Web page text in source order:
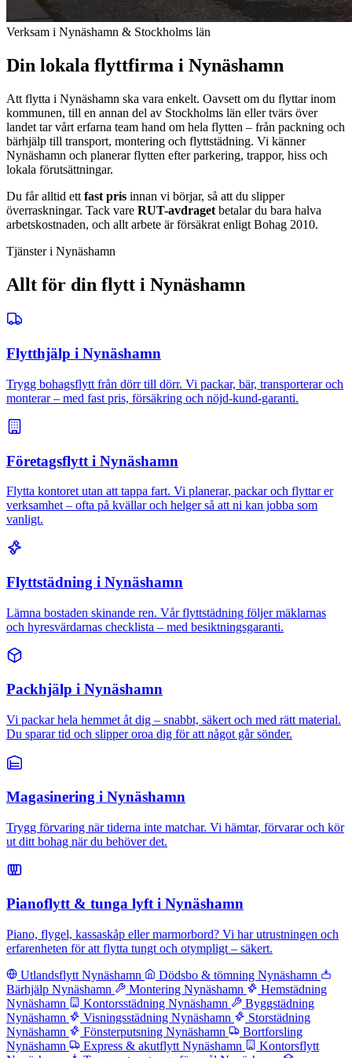
Verksam i Nynäshamn & Stockholms län
Din lokala flyttfirma i Nynäshamn
Att flytta i Nynäshamn ska vara enkelt. Oavsett om du flyttar inom
kommunen, till en annan del av Stockholms län eller tvärs över
landet tar vårt erfarna team hand om hela flytten – från packning och
bärhjälp till transport, montering och flyttstädning. Vi känner
Nynäshamn och planerar flytten efter parkering, trappor, hiss och
lokala förutsättningar.
Du får alltid ett fast pris innan vi börjar, så att du slipper
överraskningar. Tack vare RUT-avdraget betalar du bara halva
arbetskostnaden, och allt arbete är försäkrat enligt Bohag 2010.
Tjänster i Nynäshamn
Allt för din flytt i Nynäshamn
Flytthjälp i Nynäshamn
Trygg bohagsflytt från dörr till dörr. Vi packar, bär, transporterar och
monterar – med fast pris, försäkring och nöjd-kund-garanti.
Företagsflytt i Nynäshamn
Flytta kontoret utan att tappa fart. Vi planerar, packar och flyttar er
verksamhet – ofta på kvällar och helger så att ni kan jobba som
vanligt.
Flyttstädning i Nynäshamn
Lämna bostaden skinande ren. Vår flyttstädning följer mäklarnas
och hyresvärdarnas checklista – med besiktningsgaranti.
Packhjälp i Nynäshamn
Vi packar hela hemmet åt dig – snabbt, säkert och med rätt material.
Du sparar tid och slipper oroa dig för att något går sönder.
Magasinering i Nynäshamn
Trygg förvaring när tiderna inte matchar. Vi hämtar, förvarar och kör
ut ditt bohag när du behöver det.
Pianoflytt & tunga lyft i Nynäshamn
Piano, flygel, kassaskåp eller marmorbord? Vi har utrustningen och
erfarenheten för att flytta tungt och otympligt – säkert.
Utlandsflytt Nynäshamn
Dödsbo & tömning Nynäshamn
Bärhjälp Nynäshamn
Montering Nynäshamn
Hemstädning
Nynäshamn
Kontorsstädning Nynäshamn
Byggstädning
Nynäshamn
Visningsstädning Nynäshamn
Storstädning
Nynäshamn
Fönsterputsning Nynäshamn
Bortforsling
Nynäshamn
Express & akutflytt Nynäshamn
Kontorsflytt